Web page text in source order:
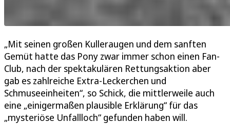
„Mit seinen großen Kulleraugen und dem sanften
Gemüt hatte das Pony zwar immer schon einen Fan-
Club, nach der spektakulären Rettungsaktion aber
gab es zahlreiche Extra-Leckerchen und
Schmuseeinheiten“, so Schick, die mittlerweile auch
eine „einigermaßen plausible Erklärung“ für das
„mysteriöse Unfallloch“ gefunden haben will.